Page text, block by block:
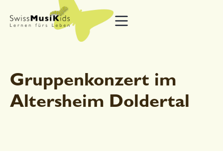
Gruppenkonzert im
Altersheim Doldertal